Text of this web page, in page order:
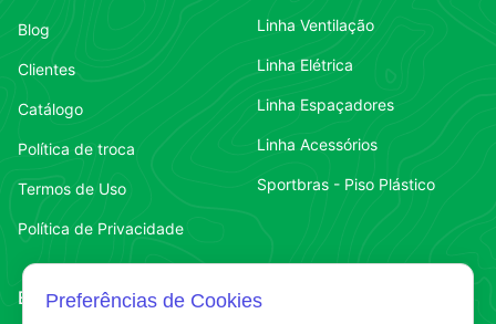
Blog
Clientes
Catálogo
Política de troca
Termos de Uso
Política de Privacidade
Linha Ventilação
Linha Elétrica
Linha Espaçadores
Linha Acessórios
Sportbras - Piso Plástico
Endereço Contato
Preferências de Cookies